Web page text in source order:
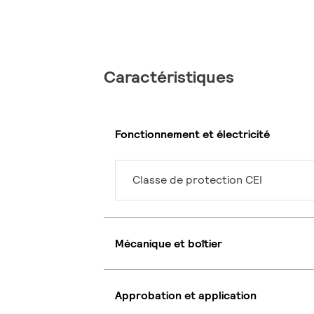
Caractéristiques
Fonctionnement et électricité
Classe de protection CEI
Mécanique et boîtier
Approbation et application